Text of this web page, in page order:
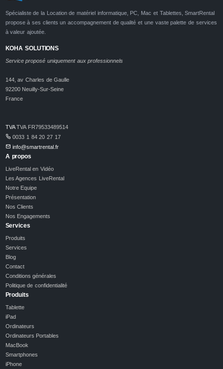
Spécialiste de la Location de matériel informatique, PC, Mac et Tablettes, SmartRental
propose à ses clients un accompagnement de qualité et une vaste palette de services
à valeur ajoutée.
KOHA SOLUTIONS
Service proposé uniquement aux professionnels
144, av Charles de Gaulle
92200 Neuilly-Sur-Seine
France
TVATVA FR79533489514
0033 1 84 20 27 17
info@smartrental.fr
A propos
LiveRental en Vidéo
Les Agences LiveRental
Notre Equipe
Présentation
Nos Clients
Nos Engagements
Services
Produits
Services
Blog
Contact
Conditions générales
Politique de confidentialité
Produits
Tablette
iPad
Ordinateurs
Ordinateurs Portables
MacBook
Smartphones
iPhone